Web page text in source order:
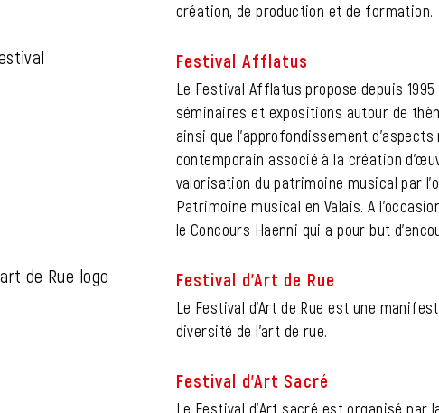
création, de production et de formation.
Festival Afflatus
Le Festival Afflatus propose depuis
séminaires et expositions autour de
ainsi que l’approfondissement
contemporain associé à la création
valorisation du patrimoine musical par
Patrimoine musical en Valais. A
le Concours Haenni qui a pour but
Festival d’Art de Rue
Le Festival d’Art de Rue est une
diversité de l’art de rue.
Festival d’Art Sacré
Le Festival d'Art sacré est organisé par